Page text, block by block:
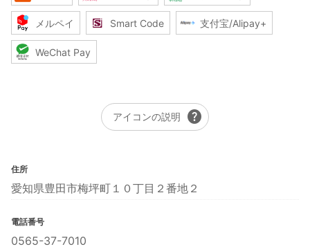
メルペイ Smart Code 支付宝/Alipay+
WeChat Pay
アイコンの説明 help
住所
愛知県豊田市梅坪町１０丁目２番地２
電話番号
0565-37-7010